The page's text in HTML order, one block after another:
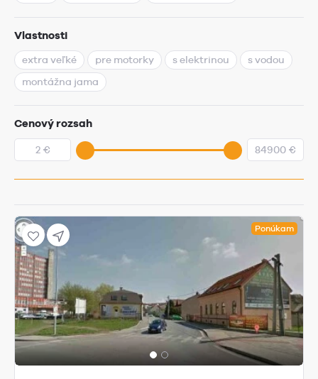
Vlastnosti
extra veľké pre motorky s elektrinou
s vodou
montážna jama
Cenový rozsah
Ponúkam